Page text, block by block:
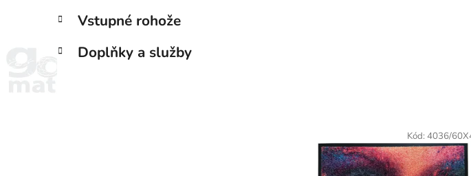
Vstupné rohože
Doplňky a služby
Kód: 4036/